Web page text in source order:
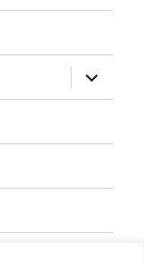
Zobrazit
položky